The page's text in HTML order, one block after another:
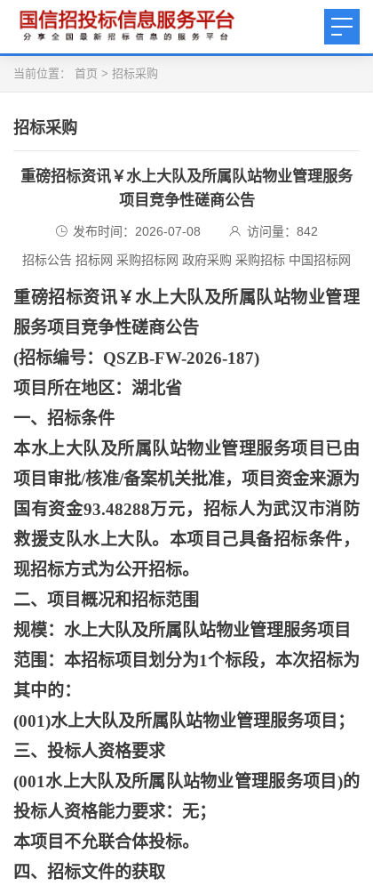
当前位置： 首页 > 招标采购
招标采购
重磅招标资讯￥水上大队及所属队站物业管理服务
项目竞争性磋商公告
发布时间：2026-07-08 访问量： 842
招标公告 招标网 采购招标网 政府采购 采购招标 中国招标网
重磅招标资讯￥水上大队及所属队站物业管理
服务项目竞争性磋商公告
(招标编号：QSZB-FW-2026-187)
项目所在地区：湖北省
一、招标条件
本水上大队及所属队站物业管理服务项目已由
项目审批/核准/备案机关批准，项目资金来源为
国有资金93.48288万元，招标人为武汉市消防
救援支队水上大队。本项目己具备招标条件，
现招标方式为公开招标。
二、项目概况和招标范围
规模：水上大队及所属队站物业管理服务项目
范围：本招标项目划分为1个标段，本次招标为
其中的：
(001)水上大队及所属队站物业管理服务项目；
三、投标人资格要求
(001水上大队及所属队站物业管理服务项目)的
投标人资格能力要求：无；
本项目不允联合体投标。
四、招标文件的获取